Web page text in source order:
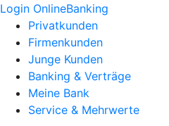
Login OnlineBanking
Privatkunden
Firmenkunden
Junge Kunden
Banking & Verträge
Meine Bank
Service & Mehrwerte